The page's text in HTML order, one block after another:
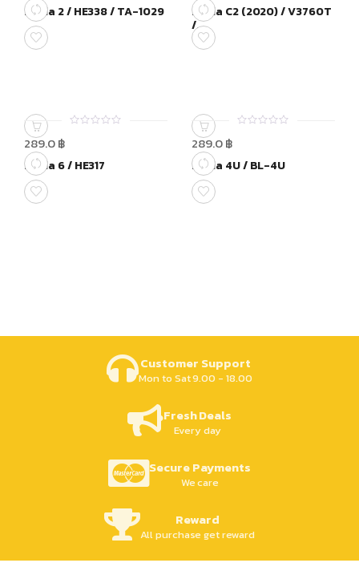
5
Nokia 2 / HE338 / TA-1029
5
Nokia C2 (2020) / V3760T
/...
5
289.0฿
Nokia 6 / HE317
5
289.0฿
Nokia 4U / BL-4U
Customer Support
Mon to Sat 9.00 - 18.00
Fresh Deals
Every day
Secure Payments
We care
Reward
All purchase get reward